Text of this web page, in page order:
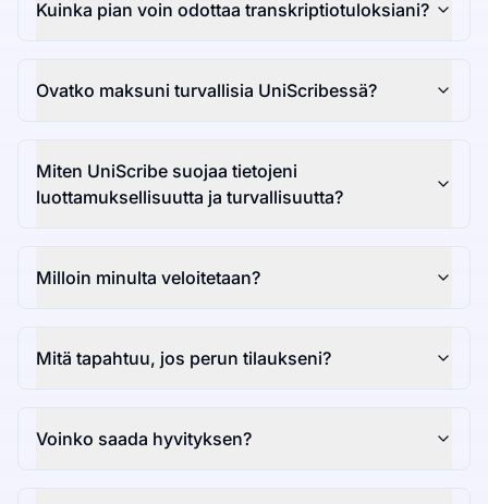
Kuinka pian voin odottaa transkriptiotuloksiani?
Ovatko maksuni turvallisia UniScribessä?
Miten UniScribe suojaa tietojeni
luottamuksellisuutta ja turvallisuutta?
Milloin minulta veloitetaan?
Mitä tapahtuu, jos perun tilaukseni?
Voinko saada hyvityksen?